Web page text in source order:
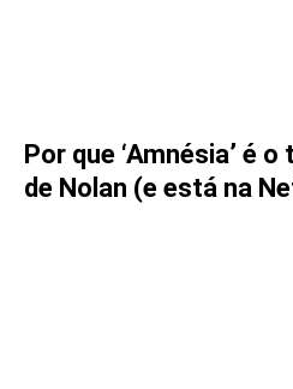
Por que ‘Amnésia’ é
de Nolan (e está na